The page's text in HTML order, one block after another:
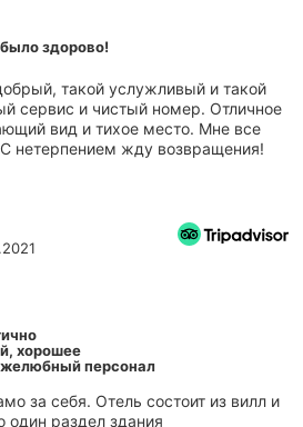
здорово!
такой услужливый и такой
сервис и чистый номер. Отличное
вид и тихое место. Мне все
С нетерпением жду возвращения!
хорошее
персонал
за себя. Отель состоит из вилл и
один раздел здания